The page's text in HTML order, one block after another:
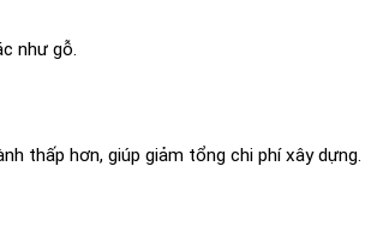
như gỗ.
thấp hơn, giúp giảm tổng chi phí xây dựng.